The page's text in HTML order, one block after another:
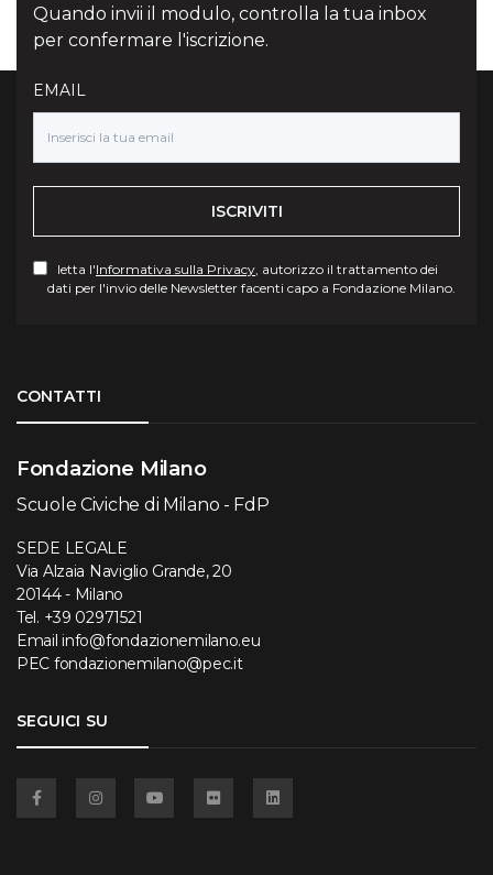
Quando invii il modulo, controlla la tua inbox
per confermare l'iscrizione.
EMAIL
ISCRIVITI
letta l'Informativa sulla Privacy , autorizzo il trattamento dei
dati per l'invio delle Newsletter facenti capo a Fondazione Milano.
CONTATTI
Fondazione Milano
Scuole Civiche di Milano - FdP
SEDE LEGALE
Via Alzaia Naviglio Grande, 20
20144 - Milano
Tel. +39 02971521
Email info@fondazionemilano.eu
PEC fondazionemilano@pec.it
SEGUICI SU